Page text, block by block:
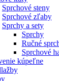
Sprchové steny
Sprchové zľaby
Sprchy a sety
Sprchy
Ručné
Sprchové
kúpeľne